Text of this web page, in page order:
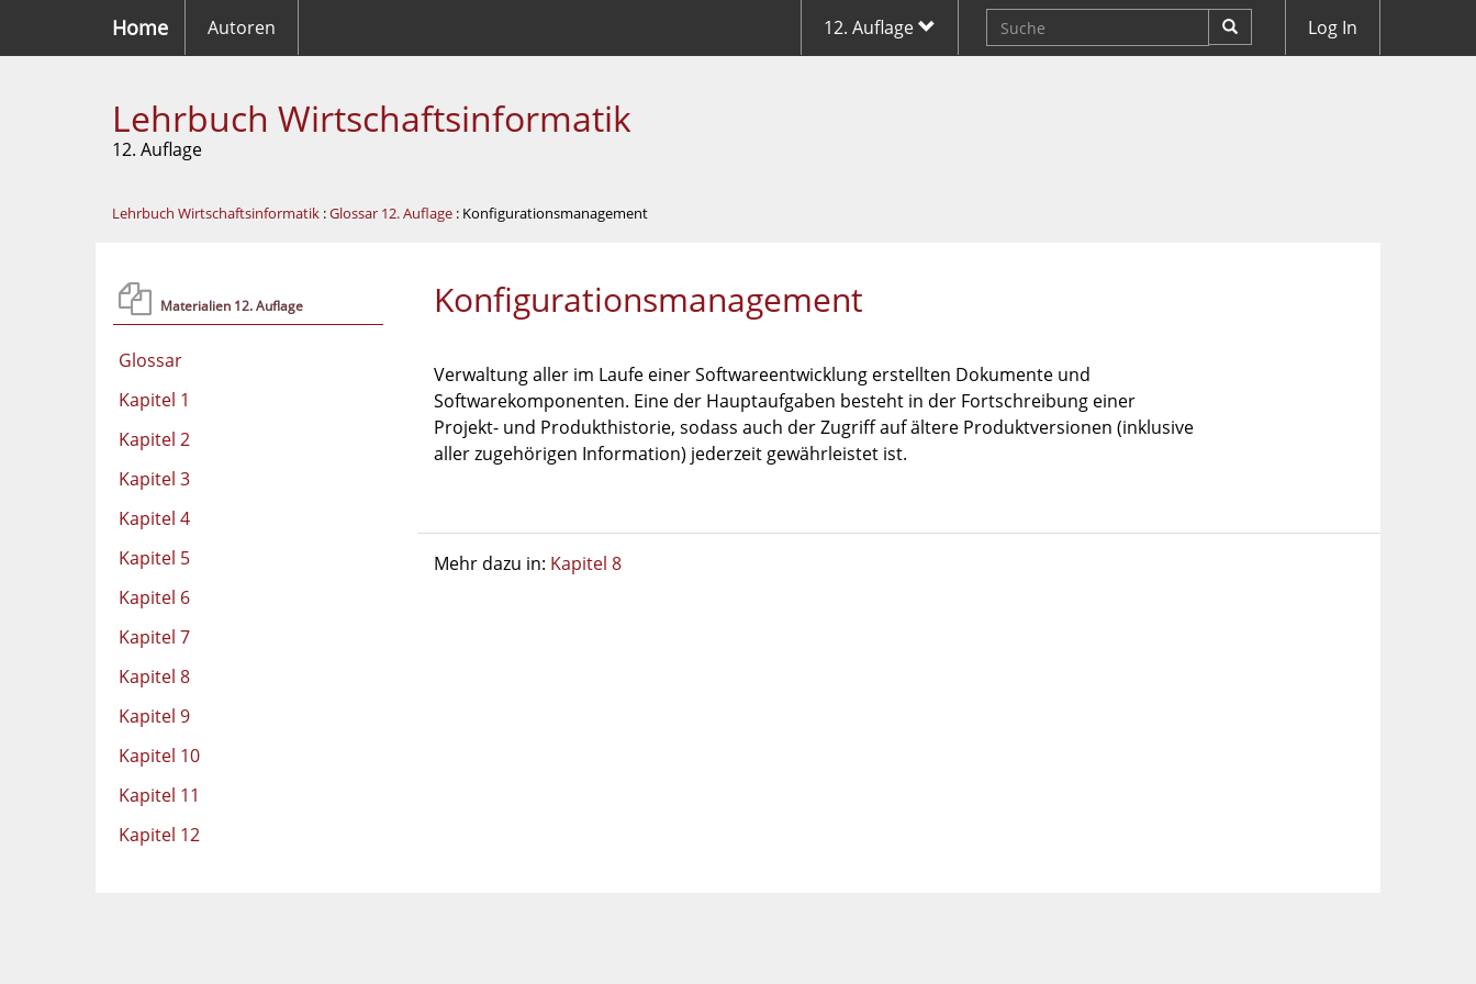
Home Autoren 12. Auflage Log In
Lehrbuch Wirtschaftsinformatik
12. Auflage
Lehrbuch Wirtschaftsinformatik :Glossar 12. Auflage : Konfigurationsmanagement
Materialien 12. Auflage
Glossar
Kapitel 1
Kapitel 2
Kapitel 3
Kapitel 4
Kapitel 5
Kapitel 6
Kapitel 7
Kapitel 8
Kapitel 9
Kapitel 10
Kapitel 11
Kapitel 12
Konfigurationsmanagement
Verwaltung aller im Laufe einer Softwareentwicklung erstellten Dokumente und
Softwarekomponenten. Eine der Hauptaufgaben besteht in der Fortschreibung einer
Projekt- und Produkthistorie, sodass auch der Zugriff auf ältere Produktversionen (inklusive
aller zugehörigen Information) jederzeit gewährleistet ist.
Mehr dazu in: Kapitel 8